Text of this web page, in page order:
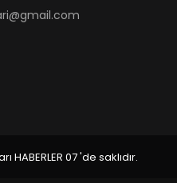
07 'de saklıdır.